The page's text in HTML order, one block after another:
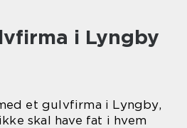
i Lyngby
et gulvfirma i Lyngby,
skal have fat i hvem